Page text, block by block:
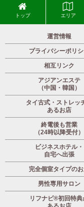
トップ エリア
運営情報
プライバシーポリ
相互リンク
アジアンエステ
（中国・韓国）
タイ古式・ストレッ
あるお店
終電後も営業
（24時以降受付）
ビジネスホテル・
自宅へ出張
完全個室タイプの
男性専用サロン
リフナビ®初回特典